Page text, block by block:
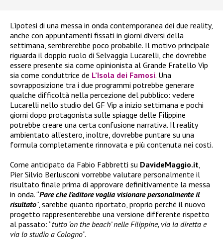
L’ipotesi di una messa in onda contemporanea dei due reality,
anche con appuntamenti fissati in giorni diversi della
settimana, sembrerebbe poco probabile. Il motivo principale
riguarda il doppio ruolo di Selvaggia Lucarelli, che dovrebbe
essere presente sia come opinionista al Grande Fratello Vip
sia come conduttrice de L’Isola dei Famosi. Una
sovrapposizione tra i due programmi potrebbe generare
qualche difficoltà nella percezione del pubblico: vedere
Lucarelli nello studio del GF Vip a inizio settimana e pochi
giorni dopo protagonista sulle spiagge delle Filippine
potrebbe creare una certa confusione narrativa. Il reality
ambientato all’estero, inoltre, dovrebbe puntare su una
formula completamente rinnovata e più contenuta nei costi.
Come anticipato da Fabio Fabbretti su DavideMaggio.it,
Pier Silvio Berlusconi vorrebbe valutare personalmente il
risultato finale prima di approvare definitivamente la messa
in onda. “Pare che l’editore voglia visionare personalmente il
risultato”, sarebbe quanto riportato, proprio perché il nuovo
progetto rappresenterebbe una versione differente rispetto
al passato: “tutto ‘on the beach’ nelle Filippine, via la diretta e
via lo studio a Cologno”.